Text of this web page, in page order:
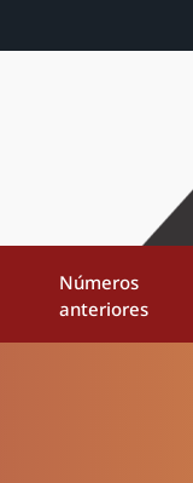
Números
anteriores